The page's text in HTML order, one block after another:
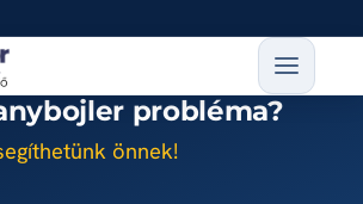
probléma?
önnek!